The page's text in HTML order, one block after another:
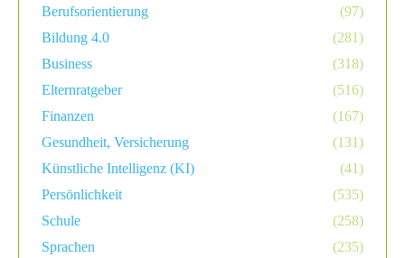
Berufsorientierung
(97)
Bildung 4.0
(281)
Business
(318)
Elternratgeber
(516)
Finanzen
(167)
Gesundheit, Versicherung
(131)
Künstliche Intelligenz (KI)
(41)
Persönlichkeit
(535)
Schule
(258)
Sprachen
(235)